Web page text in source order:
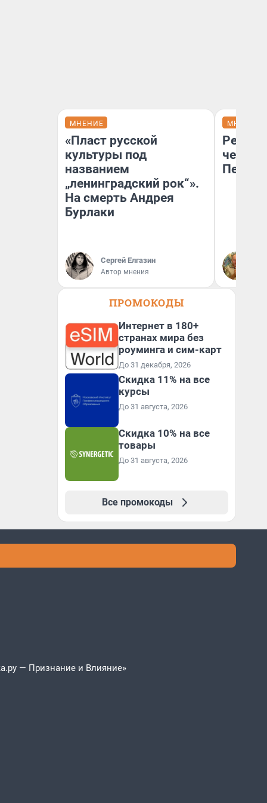
МНЕНИЕ
«Пласт русской
культуры под
названием
„ленинградский рок“».
На смерть Андрея
Бурлаки
Сергей Елгазин
Автор мнения
МНЕНИЕ
чему
ПРОМОКОДЫ
Интернет в 180+
странах мира без
роуминга и сим-карт
До 31 декабря, 2026
Скидка 11% на все
курсы
До 31 августа, 2026
Скидка 10% на все
товары
До 31 августа, 2026
Все промокоды
— Признание и Влияние»